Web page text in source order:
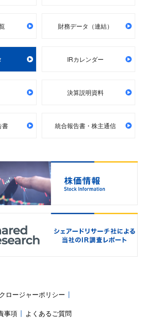
財務データ（連結）
IRカレンダー
決算説明資料
書 統合報告書・株主通信
ロージャーポリシー
事項
よくあるご質問